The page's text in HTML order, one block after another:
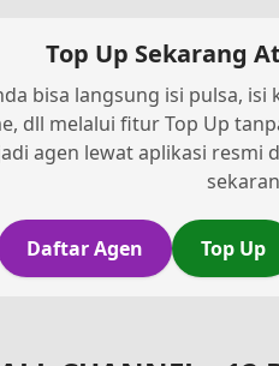
Top Up Sekarang
bisa langsung isi pulsa,
dll melalui fitur Top Up
agen lewat aplikasi resmi
Daftar Agen Top Up